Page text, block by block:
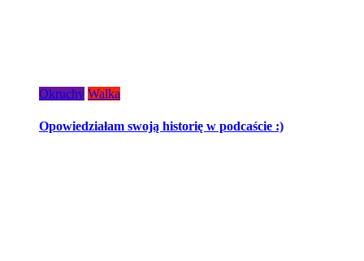
Okruchy Walka
Opowiedziałam swoją historię w podcaście :)